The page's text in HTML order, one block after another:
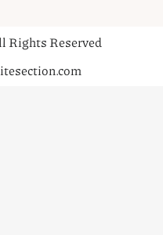
Rights Reserved